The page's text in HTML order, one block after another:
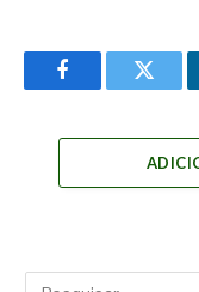
Facebook